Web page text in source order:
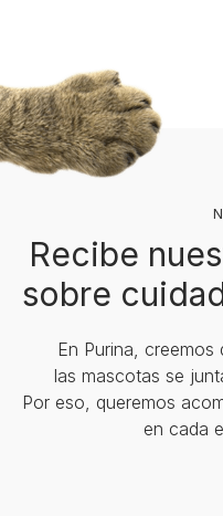
Recibe
sobre
En Purina,
las mascotas se
Por eso, queremos
en cada